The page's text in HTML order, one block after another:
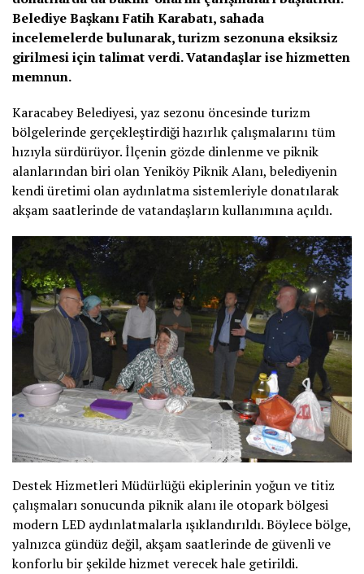
Belediye Başkanı Fatih Karabatı, sahada
incelemelerde bulunarak, turizm sezonuna eksiksiz
girilmesi için talimat verdi. Vatandaşlar ise hizmetten
memnun.
Karacabey Belediyesi, yaz sezonu öncesinde turizm
bölgelerinde gerçekleştirdiği hazırlık çalışmalarını tüm
hızıyla sürdürüyor. İlçenin gözde dinlenme ve piknik
alanlarından biri olan Yeniköy Piknik Alanı, belediyenin
kendi üretimi olan aydınlatma sistemleriyle donatılarak
akşam saatlerinde de vatandaşların kullanımına açıldı.
Destek Hizmetleri Müdürlüğü ekiplerinin yoğun ve titiz
çalışmaları sonucunda piknik alanı ile otopark bölgesi
modern LED aydınlatmalarla ışıklandırıldı. Böylece bölge,
yalnızca gündüz değil, akşam saatlerinde de güvenli ve
konforlu bir şekilde hizmet verecek hale getirildi.